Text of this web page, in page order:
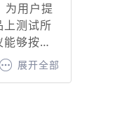
台内置的
直观的
为用户提
上测试所
够按时
用户呈现
利能力
展开全部